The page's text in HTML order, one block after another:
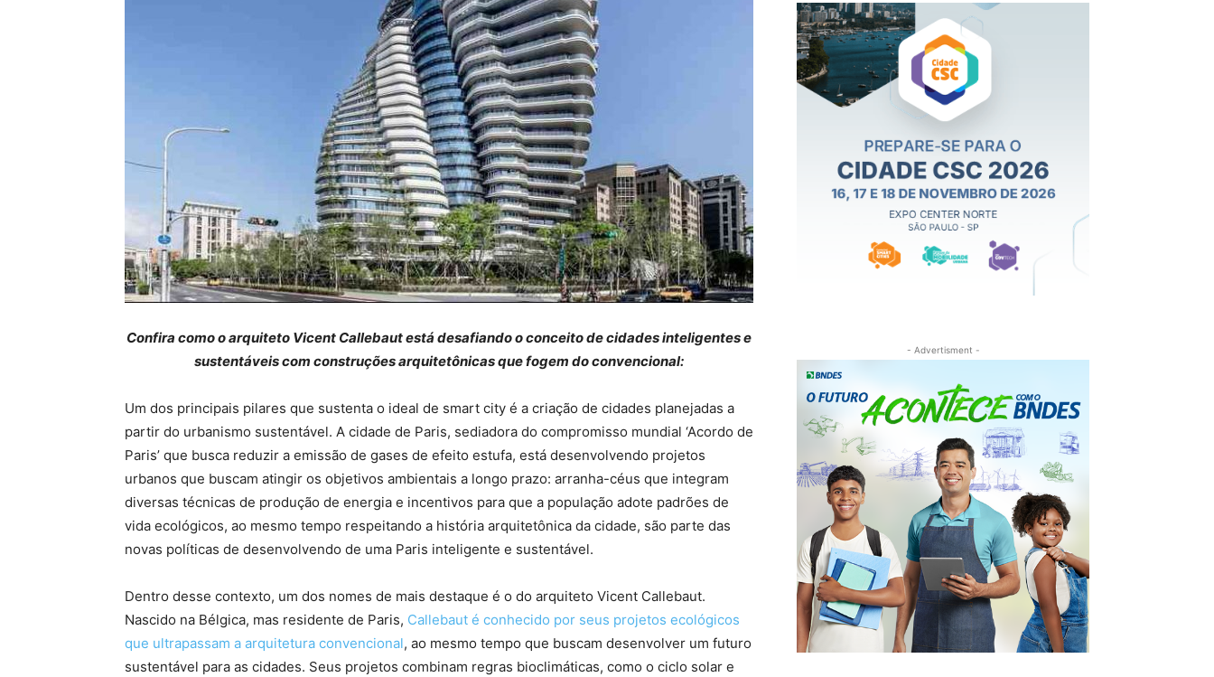
Confira como o arquiteto Vicent Callebaut está desafiando o conceito de cidades inteligentes e
sustentáveis com construções arquitetônicas que fogem do convencional:
Um dos principais pilares que sustenta o ideal de smart city é a criação de cidades planejadas a
partir do urbanismo sustentável. A cidade de Paris, sediadora do compromisso mundial ‘Acordo de
Paris’ que busca reduzir a emissão de gases de efeito estufa, está desenvolvendo projetos
urbanos que buscam atingir os objetivos ambientais a longo prazo: arranha-céus que integram
diversas técnicas de produção de energia e incentivos para que a população adote padrões de
vida ecológicos, ao mesmo tempo respeitando a história arquitetônica da cidade, são parte das
novas políticas de desenvolvendo de uma Paris inteligente e sustentável.
Dentro desse contexto, um dos nomes de mais destaque é o do arquiteto Vicent Callebaut.
Nascido na Bélgica, mas residente de Paris, Callebaut é conhecido por seus projetos ecológicos
que ultrapassam a arquitetura convencional, ao mesmo tempo que buscam desenvolver um futuro
sustentável para as cidades. Seus projetos combinam regras bioclimáticas, como o ciclo solar e
- Advertisment -